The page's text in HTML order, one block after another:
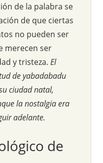
de la palabra se
de que ciertas
no pueden ser
merecen ser
y tristeza. El
de yabadabadu
ciudad natal,
la nostalgia era
adelante.
de